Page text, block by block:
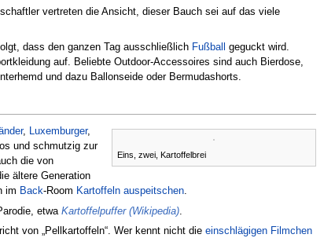
vertreten die Ansicht, dieser Bauch sei auf das viele
dass den ganzen Tag ausschließlich Fußball geguckt wird.
auf. Beliebte Outdoor-Accessoires sind auch Bierdose,
und dazu Ballonseide oder Bermudashorts.
Eins, zwei, Kartoffelbrei
, Luxemburger,
und schmutzig zur
die von
ältere Generation
im Back-Room Kartoffeln auspeitschen.
etwa Kartoffelpuffer (Wikipedia)
von „Pellkartoffeln“. Wer kennt nicht die einschlägigen Filmchen